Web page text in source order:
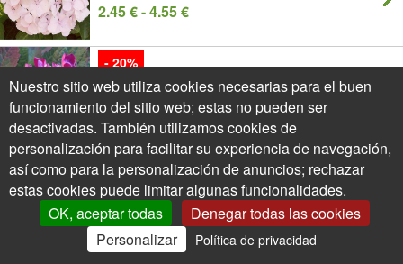
2.45 € - 4.55 €
- 20%
Hortensia 'Merveille Sanguine'
2.45 € - 8.12 €
Hortensia 'Mme Emile Mouillère'
2.45 € - 8.12 €
Mi Cuenta Ofertas Cesta
Nuestro sitio web utiliza cookies necesarias para el buen
funcionamiento del sitio web; estas no pueden ser
desactivadas. También utilizamos cookies de
personalización para facilitar su experiencia de navegación,
así como para la personalización de anuncios; rechazar
estas cookies puede limitar algunas funcionalidades.
OK, aceptar todas
Denegar todas las cookies
Personalizar
Política de privacidad